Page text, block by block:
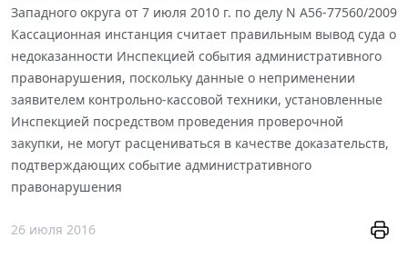
Западного округа от 7 июля 2010 г. по делу N А56-77560/2009
Кассационная инстанция считает правильным вывод суда о
недоказанности Инспекцией события административного
правонарушения, поскольку данные о неприменении
заявителем контрольно-кассовой техники, установленные
Инспекцией посредством проведения проверочной
закупки, не могут расцениваться в качестве доказательств,
подтверждающих событие административного
правонарушения
26 июля 2016